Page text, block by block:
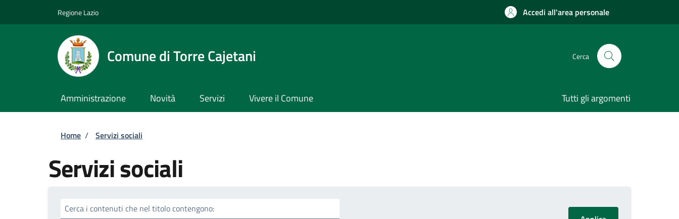
Regione Lazio Accedi all'area personale
Comune di Torre Cajetani Cerca
Amministrazione Novità Servizi Vivere il Comune Tutti gli argomenti
Briciole di pane
Home / Servizi sociali
Servizi sociali
Cerca i contenuti che nel titolo contengono: